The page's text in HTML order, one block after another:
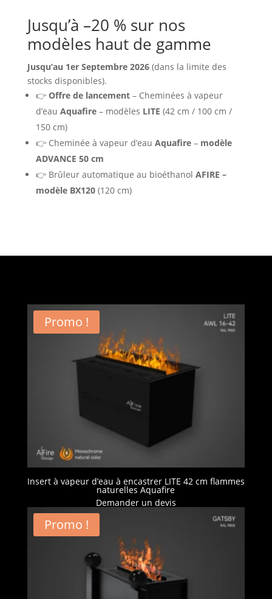
Jusqu’à –20 % sur nos
modèles haut de gamme
Jusqu’au 1er Septembre 2026(dans la limite des
stocks disponibles).
👉 Offre de lancement– Cheminées à vapeur
d’eau Aquafire– modèles LITE (42 cm / 100 cm /
150 cm)
👉 Cheminée à vapeur d’eau Aquafire– modèle
ADVANCE 50 cm
👉 Brûleur automatique au bioéthanol AFIRE –
modèle BX120(120 cm)
Promo !
Insert à vapeur d’eau à encastrer LITE 42 cm flammes
naturelles Aquafire
Demander un devis
Promo !